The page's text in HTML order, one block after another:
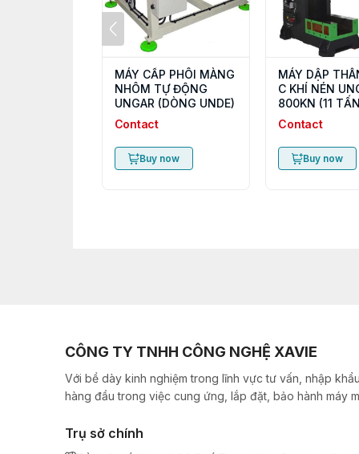
MÁY CẤP PHÔI MÀNG
NHÔM TỰ ĐỘNG
UNGAR (DÒNG UNDE)
Contact
Buy now
MÁY DẬP
C KHÍ NÉN
800KN (11
Contact
Buy now
CÔNG TY TNHH CÔNG NGHỆ XAVIE
Với bề dày kinh nghiệm trong lĩnh vực tư vấn, nhập
hàng đầu trong việc cung ứng, lắp đặt, bảo hành máy
Trụ sở chính